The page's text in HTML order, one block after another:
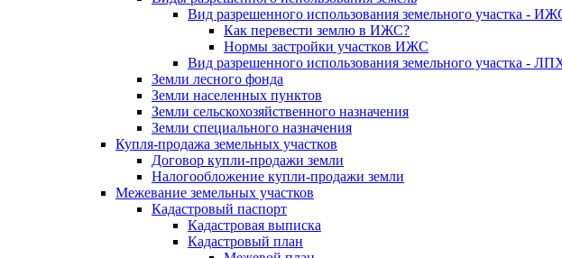
Вид разрешенного использования земельного участка -
Как перевести землю в ИЖС?
Нормы застройки участков ИЖС
Вид разрешенного использования земельного участка -
Земли лесного фонда
Земли населенных пунктов
Земли сельскохозяйственного назначения
Земли специального назначения
Купля-продажа земельных участков
Договор купли-продажи земли
Налогообложение купли-продажи земли
Межевание земельных участков
Кадастровый паспорт
Кадастровая выписка
Кадастровый план